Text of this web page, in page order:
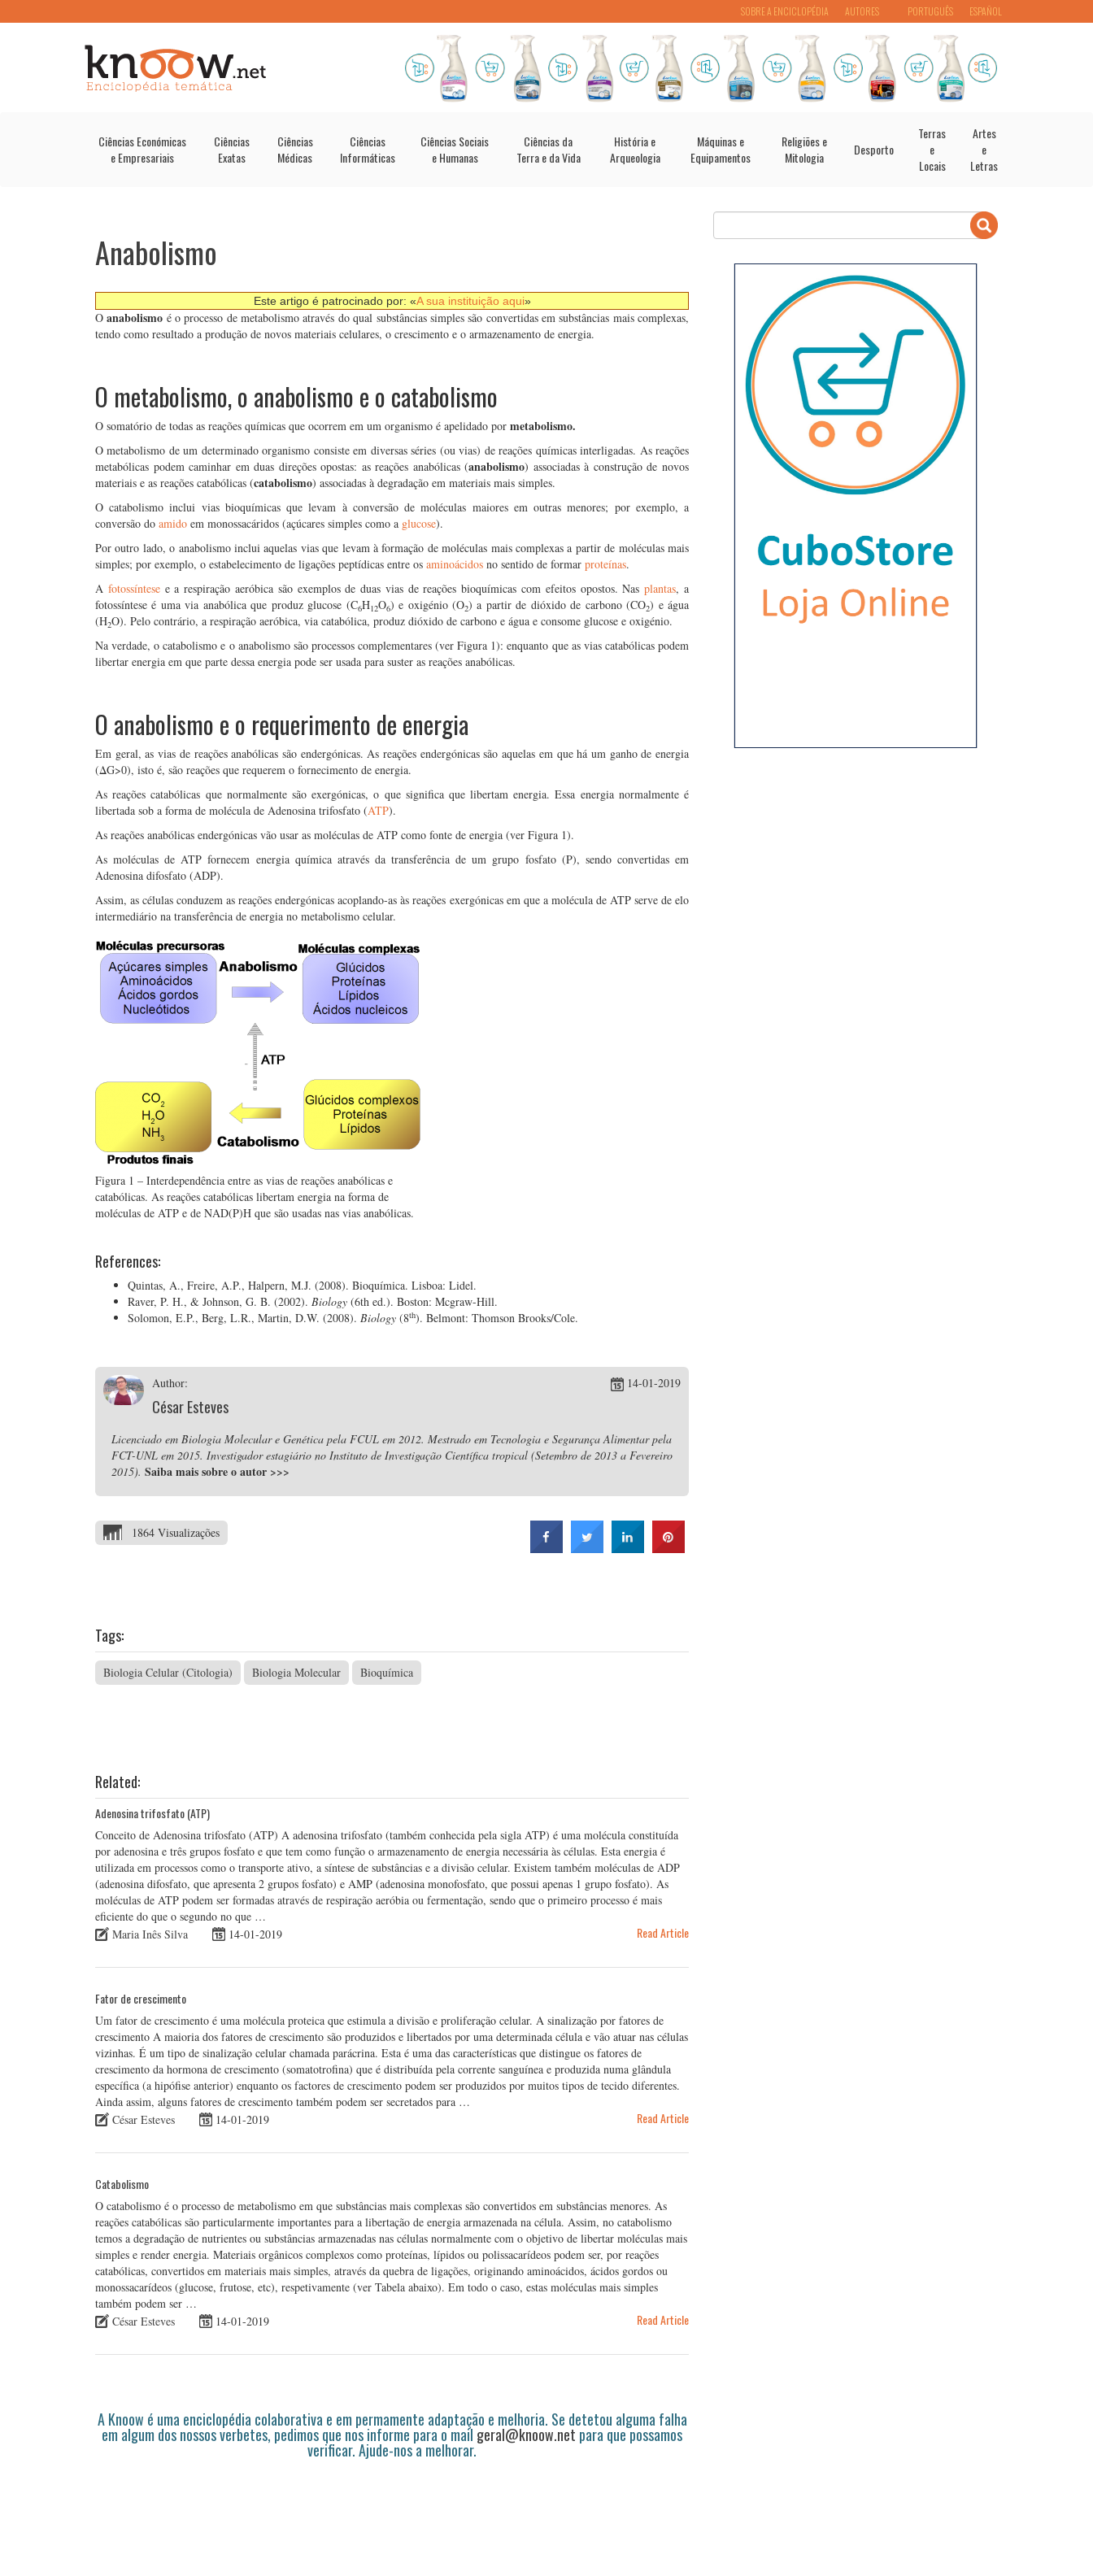
PORTUGUÊS ESPAÑOL
SOBRE A ENCICLOPÉDIA AUTORES
Ciências Económicas
e Empresariais
Ciências
Exatas
Ciências
Médicas
Ciências
Informáticas
Ciências Sociais
e Humanas
Ciências da
Terra e da Vida
História e
Arqueologia
Máquinas e
Equipamentos
Religiões e
Mitologia
Desporto
Terras
e
Locais
Artes
e
Letras
Anabolismo
Este artigo é patrocinado por: «A sua instituição aqui»
Oanabolismo é o processo de metabolismo através do qual substâncias simples são convertidas em substâncias mais complexas,
tendo como resultado a produção de novos materiais celulares, o crescimento e o armazenamento de energia.
O metabolismo, o anabolismo e o catabolismo
O somatório de todas as reações químicas que ocorrem em um organismo é apelidado por metabolismo.
O metabolismo de um determinado organismo consiste em diversas séries (ou vias) de reações químicas interligadas. As reações
metabólicas podem caminhar em duas direções opostas: as reações anabólicas (anabolismo) associadas à construção de novos
materiais e as reações catabólicas (catabolismo) associadas à degradação em materiais mais simples.
O catabolismo inclui vias bioquímicas que levam à conversão de moléculas maiores em outras menores; por exemplo, a
conversão do amido em monossacáridos (açúcares simples como a glucose).
Por outro lado, o anabolismo inclui aquelas vias que levam à formação de moléculas mais complexas a partir de moléculas mais
simples; por exemplo, o estabelecimento de ligações peptídicas entre os aminoácidos no sentido de formar proteínas.
A fotossíntese e a respiração aeróbica são exemplos de duas vias de reações bioquímicas com efeitos opostos. Nasplantas, a
fotossíntese é uma via anabólica que produz glucose (C6H12O6) e oxigénio (O2) a partir de dióxido de carbono (CO2) e água
(H2O). Pelo contrário, a respiração aeróbica, via catabólica, produz dióxido de carbono e água e consome glucose e oxigénio.
Na verdade, o catabolismo e o anabolismo são processos complementares (ver Figura 1): enquanto que as vias catabólicas podem
libertar energia em que parte dessa energia pode ser usada para suster as reações anabólicas.
O anabolismo e o requerimento de energia
Em geral, as vias de reações anabólicas são endergónicas. As reações endergónicas são aquelas em que há um ganho de energia
(ΔG>0), isto é, são reações que requerem o fornecimento de energia.
As reações catabólicas que normalmente são exergónicas, o que significa que libertam energia. Essa energia normalmente é
libertada sob a forma de molécula de Adenosina trifosfato (ATP).
As reações anabólicas endergónicas vão usar as moléculas de ATP como fonte de energia (ver Figura 1).
As moléculas de ATP fornecem energia química através da transferência de um grupo fosfato (P), sendo convertidas em
Adenosina difosfato (ADP).
Assim, as células conduzem as reações endergónicas acoplando-as às reações exergónicas em que a molécula de ATP serve de elo
intermediário na transferência de energia no metabolismo celular.
Figura 1 – Interdependência entre as vias de reações anabólicas e
catabólicas. As reações catabólicas libertam energia na forma de
moléculas de ATP e de NAD(P)H que são usadas nas vias anabólicas.
References:
Quintas, A., Freire, A.P., Halpern, M.J. (2008). Bioquímica. Lisboa: Lidel.
Raver, P. H., & Johnson, G. B. (2002). Biology (6th ed.). Boston: Mcgraw-Hill.
Solomon, E.P., Berg, L.R., Martin, D.W. (2008). Biology (8th). Belmont: Thomson Brooks/Cole.
Author:
César Esteves
14-01-2019
Licenciado em Biologia Molecular e Genética pela FCUL em 2012. Mestrado em Tecnologia e Segurança Alimentar pela
FCT-UNL em 2015. Investigador estagiário no Instituto de Investigação Científica tropical (Setembro de 2013 a Fevereiro
2015). Saiba mais sobre o autor >>>
1864 Visualizações
Tags:
Biologia Celular (Citologia) Biologia Molecular Bioquímica
Related:
Adenosina trifosfato (ATP)
Conceito de Adenosina trifosfato (ATP) A adenosina trifosfato (também conhecida pela sigla ATP) é uma molécula constituída
por adenosina e três grupos fosfato e que tem como função o armazenamento de energia necessária às células. Esta energia é
utilizada em processos como o transporte ativo, a síntese de substâncias e a divisão celular. Existem também moléculas de ADP
(adenosina difosfato, que apresenta 2 grupos fosfato) e AMP (adenosina monofosfato, que possui apenas 1 grupo fosfato). As
moléculas de ATP podem ser formadas através de respiração aeróbia ou fermentação, sendo que o primeiro processo é mais
eficiente do que o segundo no que …
Maria Inês Silva
14-01-2019 Read Article
Fator de crescimento
Um fator de crescimento é uma molécula proteica que estimula a divisão e proliferação celular. A sinalização por fatores de
crescimento A maioria dos fatores de crescimento são produzidos e libertados por uma determinada célula e vão atuar nas células
vizinhas. É um tipo de sinalização celular chamada parácrina. Esta é uma das características que distingue os fatores de
crescimento da hormona de crescimento (somatotrofina) que é distribuída pela corrente sanguínea e produzida numa glândula
específica (a hipófise anterior) enquanto os factores de crescimento podem ser produzidos por muitos tipos de tecido diferentes.
Ainda assim, alguns fatores de crescimento também podem ser secretados para …
César Esteves
14-01-2019 Read Article
Catabolismo
O catabolismo é o processo de metabolismo em que substâncias mais complexas são convertidos em substâncias menores. As
reações catabólicas são particularmente importantes para a libertação de energia armazenada na célula. Assim, no catabolismo
temos a degradação de nutrientes ou substâncias armazenadas nas células normalmente com o objetivo de libertar moléculas mais
simples e render energia. Materiais orgânicos complexos como proteínas, lípidos ou polissacarídeos podem ser, por reações
catabólicas, convertidos em materiais mais simples, através da quebra de ligações, originando aminoácidos, ácidos gordos ou
monossacarídeos (glucose, frutose, etc), respetivamente (ver Tabela abaixo). Em todo o caso, estas moléculas mais simples
também podem ser …
César Esteves
14-01-2019 Read Article
A Knoow é uma enciclopédia colaborativa e em permamente adaptação e melhoria. Se detetou alguma falha
em algum dos nossos verbetes, pedimos que nos informe para o mail geral@knoow.net para que possamos
verificar. Ajude-nos a melhorar.